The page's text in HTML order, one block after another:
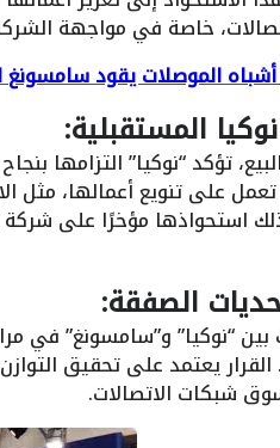
خاصة في مواجهة
الموصلات يقود سامسونغ
المستقبلية:
تؤكد “نوكيا” التزامها
تعمل على تنويع أعمالها، مثل
الصفقة:
بين “نوكيا” و”سامسونغ” في
القرار يعتمد على تحقيق
شبكات الاتصالات​.